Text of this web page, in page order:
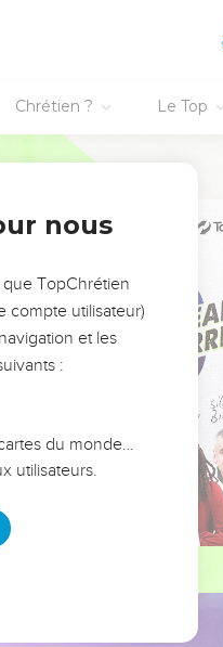
Chrétien ? Le Top
nous
TopChrétien
compte utilisateur)
et les
:
du monde…
utilisateurs.